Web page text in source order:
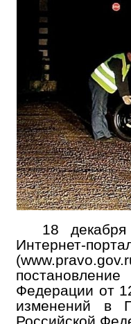
18
Интернет-
Федерации от
изменений в